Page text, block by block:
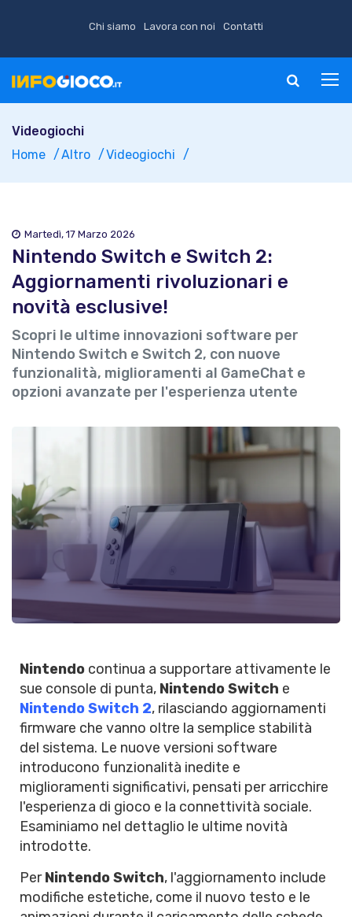
Chi siamo Lavora con noi Contatti
Videogiochi
Home
Altro Videogiochi
Martedì, 17 Marzo 2026
Nintendo Switch e Switch 2:
Aggiornamenti rivoluzionari e
novità esclusive!
Scopri le ultime innovazioni software per
Nintendo Switch e Switch 2, con nuove
funzionalità, miglioramenti al GameChat e
opzioni avanzate per l'esperienza utente
Nintendo continua a supportare attivamente le
sue console di punta, Nintendo Switch e
Nintendo Switch 2, rilasciando aggiornamenti
firmware che vanno oltre la semplice stabilità
del sistema. Le nuove versioni software
introducono funzionalità inedite e
miglioramenti significativi, pensati per arricchire
l'esperienza di gioco e la connettività sociale.
Esaminiamo nel dettaglio le ultime novità
introdotte.
PerNintendo Switch, l'aggiornamento include
modifiche estetiche, come il nuovo testo e le